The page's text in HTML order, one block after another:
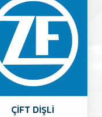
ÇİFT DİŞLİ